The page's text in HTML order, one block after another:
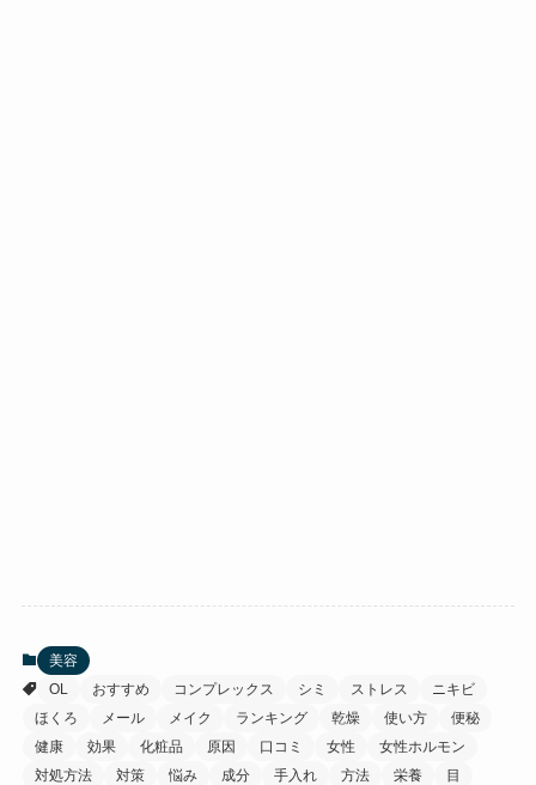
美容
OL
おすすめ コンプレックス シミ ストレス
ニキビ
ほくろ
メール メイク ランキング 乾燥 使い方
便秘
健康
効果 化粧品 原因 口コミ 女性
女性ホルモン
対処方法
対策 悩み 成分 手入れ 方法 栄養
目